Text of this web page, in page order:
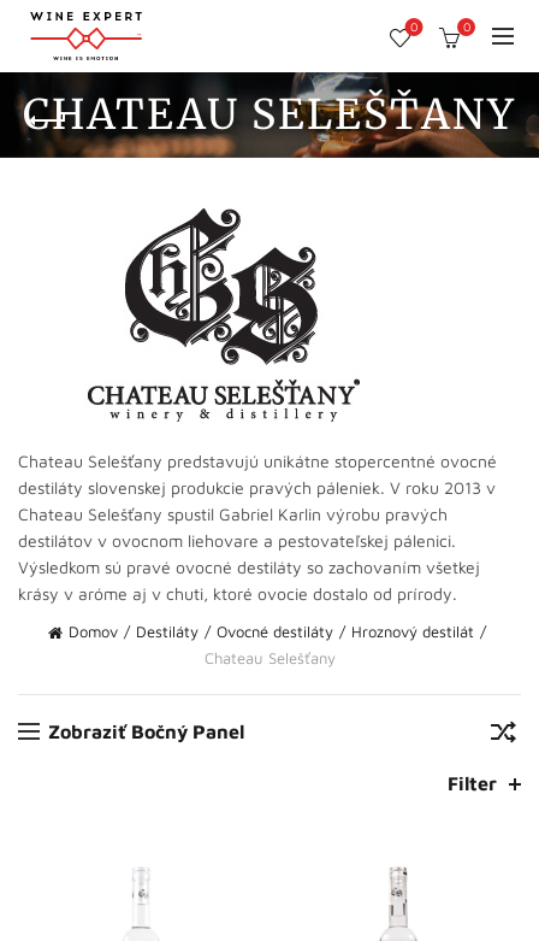
0 0
CHATEAU SELEŠŤANY
Chateau Selešťany predstavujú unikátne stopercentné ovocné
destiláty slovenskej produkcie pravých páleniek. V roku 2013 v
Chateau Selešťany spustil Gabriel Karlin výrobu pravých
destilátov v ovocnom liehovare a pestovateľskej pálenici.
Výsledkom sú pravé ovocné destiláty so zachovaním všetkej
krásy v aróme aj v chuti, ktoré ovocie dostalo od prírody.
Domov Destiláty Ovocné destiláty
Hroznový destilát
Chateau Selešťany
Zobraziť Bočný Panel
Filter